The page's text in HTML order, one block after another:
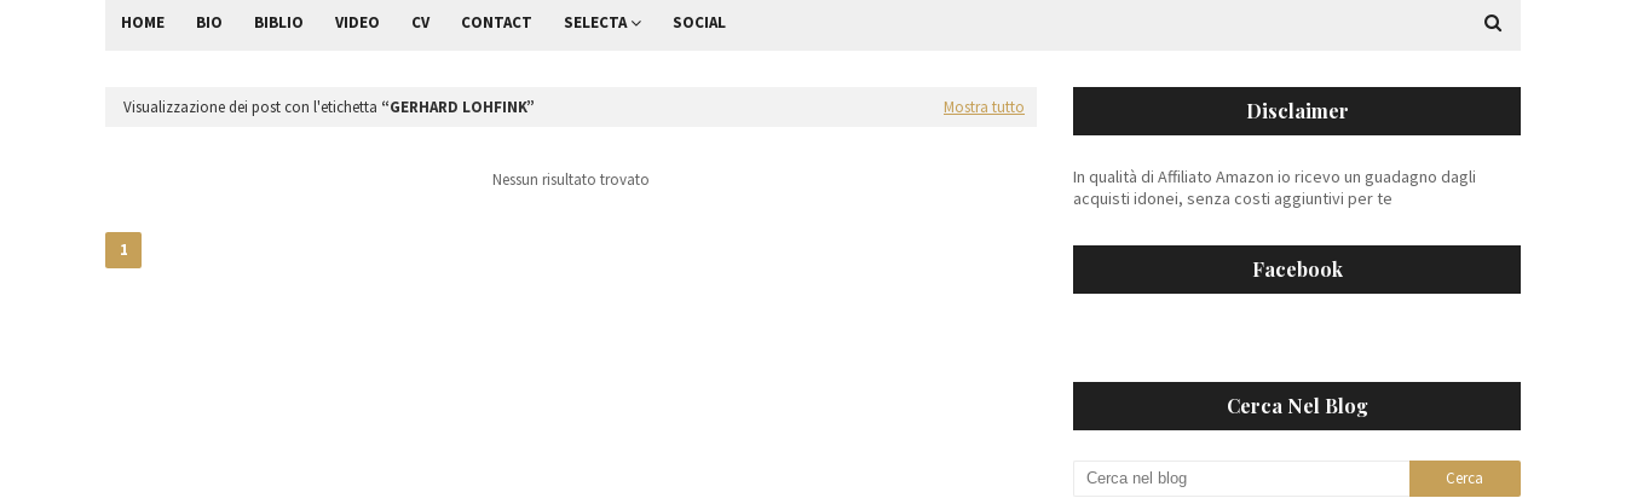
HOME BIO BIBLIO VIDEO CV CONTACT SELECTA SOCIAL
Visualizzazione dei post con l'etichetta GERHARD LOHFINK Mostra tutto
Nessun risultato trovato
1
Disclaimer
In qualità di Affiliato Amazon io ricevo un guadagno dagli
acquisti idonei, senza costi aggiuntivi per te
Facebook
Cerca Nel Blog